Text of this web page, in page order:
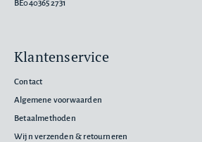
BE0403652731
Klantenservice
Contact
Algemene voorwaarden
Betaalmethoden
Wijn verzenden & retourneren